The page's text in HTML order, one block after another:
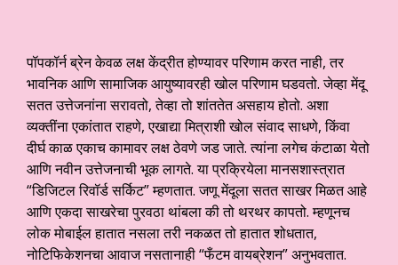
पॉपकॉर्न ब्रेन केवळ लक्ष केंद्रीत होण्यावर परिणाम करत नाही, तर
भावनिक आणि सामाजिक आयुष्यावरही खोल परिणाम घडवतो. जेव्हा मेंदू
सतत उत्तेजनांना सरावतो, तेव्हा तो शांततेत असहाय होतो. अशा
व्यक्तींना एकांतात राहणे, एखाद्या मित्राशी खोल संवाद साधणे, किंवा
दीर्घ काळ एकाच कामावर लक्ष ठेवणे जड जाते. त्यांना लगेच कंटाळा येतो
आणि नवीन उत्तेजनाची भूक लागते. या प्रक्रियेला मानसशास्त्रात
“डिजिटल रिवॉर्ड सर्किट” म्हणतात. जणू मेंदूला सतत साखर मिळत आहे
आणि एकदा साखरेचा पुरवठा थांबला की तो थरथर कापतो. म्हणूनच
लोक मोबाईल हातात नसला तरी नकळत तो हातात शोधतात,
नोटिफिकेशनचा आवाज नसतानाही “फँटम वायब्रेशन” अनुभवतात.